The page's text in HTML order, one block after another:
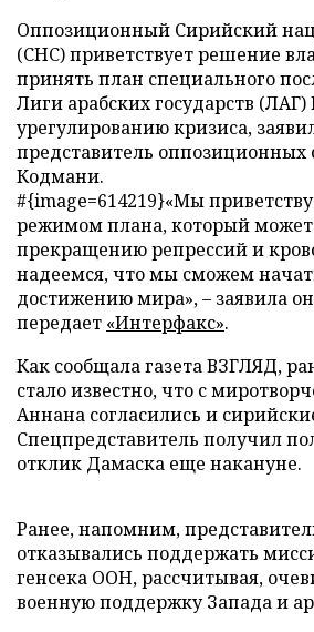
Оппозиционный Сирийский
(СНС) приветствует решение
принять план специального
Лиги арабских государств
урегулированию кризиса,
представитель оппозиционных
Кодмани.
#{image=614219}«Мы
режимом плана, который может
прекращению репрессий и
надеемся, что мы сможем
достижению мира», – заявила
передает «Интерфакс».
Как сообщала газета ВЗГЛЯД,
стало известно, что с
Аннана согласились и
Спецпредставитель получил
отклик Дамаска еще накануне.
Ранее, напомним,
отказывались поддержать
генсека ООН, рассчитывая,
военную поддержку Запада и